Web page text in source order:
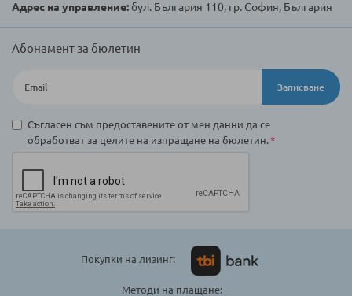
Адрес на управление:бул. България 110, гр. София, България
Абонамент за бюлетин
Записване
Съгласен съм предоставените от мен данни да се
обработват за целите на изпращане на бюлетин.
Покупки на лизинг:
Методи на плащане: